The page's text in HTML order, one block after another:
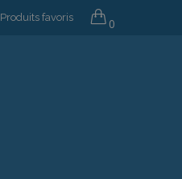
Produits favoris 0